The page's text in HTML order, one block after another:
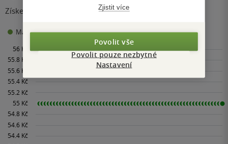
Získejte přehled o vývoji ceny za posledních 60 dní.
Maloobchodní cena Minimální prodejní cena:55 Kč
Zjistit více
Povolit vše
Povolit pouze nezbytné
Nastavení